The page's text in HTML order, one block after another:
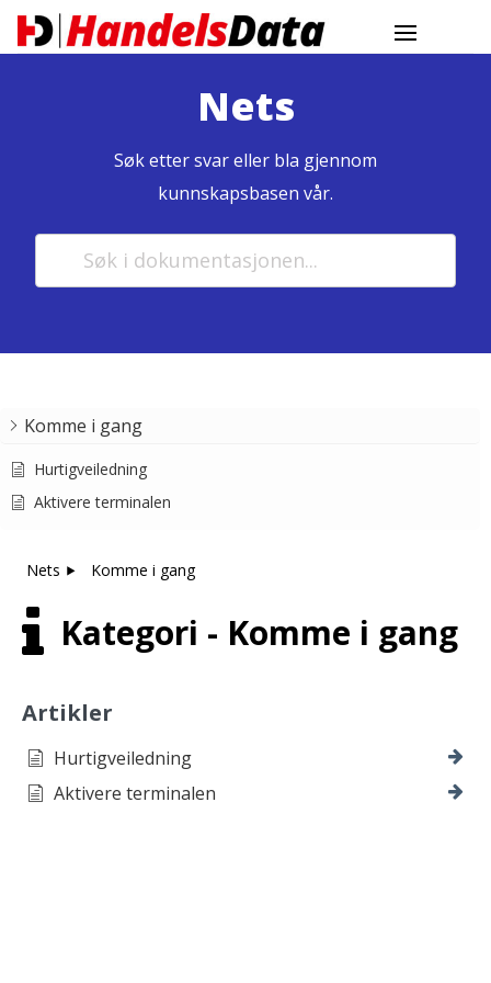
Nets
Søk etter svar eller bla gjennom
kunnskapsbasen vår.
Komme i gang
Hurtigveiledning
Aktivere terminalen
Nets Komme i gang
Kategori - Komme i gang
Artikler
Hurtigveiledning
Aktivere terminalen